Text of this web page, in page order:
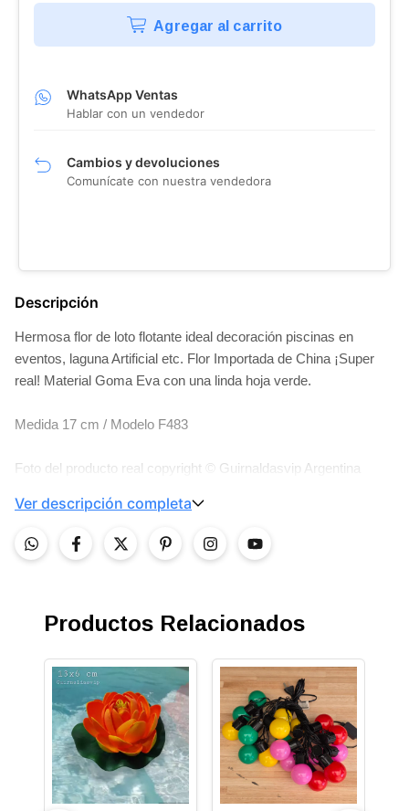
Agregar al carrito
WhatsApp Ventas
Hablar con un vendedor
Cambios y devoluciones
Comunícate con nuestra vendedora
Descripción
Hermosa flor de loto flotante ideal decoración piscinas en
eventos, laguna Artificial etc. Flor Importada de China ¡Super
real! Material Goma Eva con una linda hoja verde.
Medida 17 cm / Modelo F483
Foto del producto real copyright ©️ Guirnaldasvip Argentina
Ver descripción completa
Productos Relacionados